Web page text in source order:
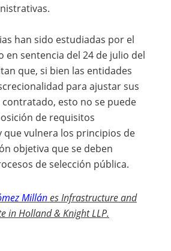
han sido estudiadas por el
en sentencia del 24 de julio del
que, si bien las entidades
para ajustar sus
esto no se puede
de requisitos
vulnera los principios de
objetiva que se deben
de selección pública.
Millánes Infrastructure and
in Holland & Knight LLP.